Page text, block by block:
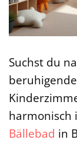
Suchst du
harmonisch
Bällebad in